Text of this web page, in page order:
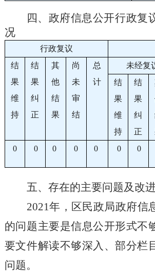
四、政府信息公开行政复
况
行政复议
结
果
维
持
结
果
纠
正
其
他
结
果
尚
未
审
结
总
计
未经复
结
果
维
持
结
果
纠
正
0
0 0 0 0 0 0
五、存在的主要问题及改
2021年， 区民政局政府信
的问题主要是信息公开形式不
要文件解读不够深入、部分栏
问题。